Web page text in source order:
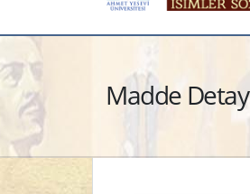
Madde Detay